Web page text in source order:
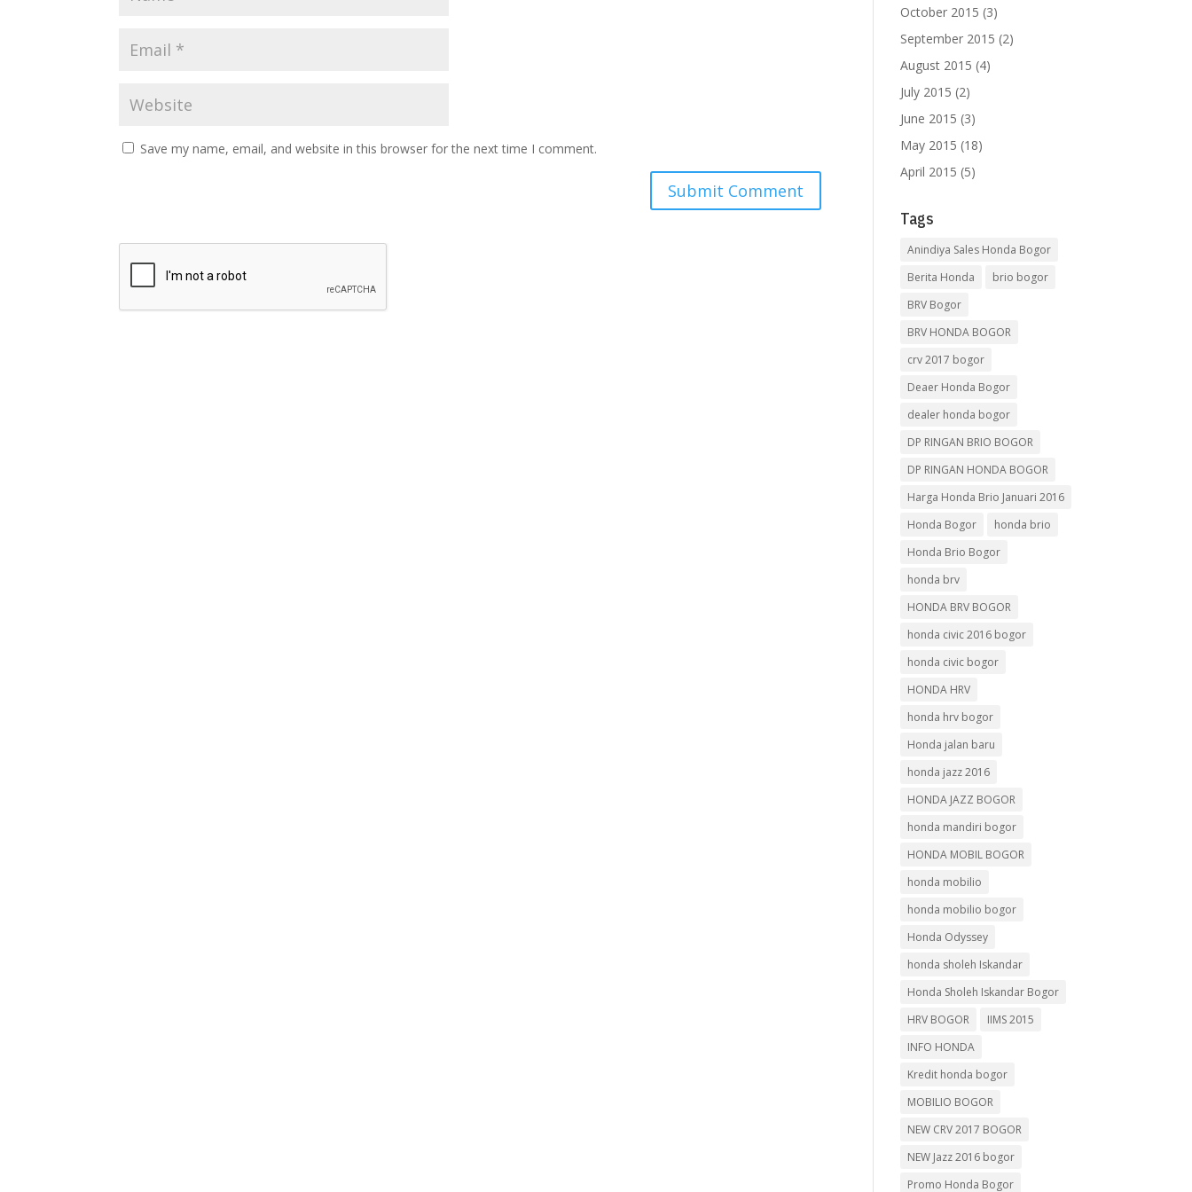
Save my name, email, and website in this browser for the next time I comment.
October 2015 (3)
September 2015 (2)
August 2015 (4)
July 2015 (2)
June 2015 (3)
May 2015 (18)
April 2015 (5)
Tags
Anindiya Sales Honda Bogor
Berita Honda
brio bogor
BRV Bogor
BRV HONDA BOGOR
crv 2017 bogor
Deaer Honda Bogor
dealer honda bogor
DP RINGAN BRIO BOGOR
DP RINGAN HONDA BOGOR
Harga Honda Brio Januari 2016
Honda Bogor
honda brio
Honda Brio Bogor
honda brv
HONDA BRV BOGOR
honda civic 2016 bogor
honda civic bogor
HONDA HRV
honda hrv bogor
Honda jalan baru
honda jazz 2016
HONDA JAZZ BOGOR
honda mandiri bogor
HONDA MOBIL BOGOR
honda mobilio
honda mobilio bogor
Honda Odyssey
honda sholeh Iskandar
Honda Sholeh Iskandar Bogor
HRV BOGOR
IIMS 2015
INFO HONDA
Kredit honda bogor
MOBILIO BOGOR
NEW CRV 2017 BOGOR
NEW Jazz 2016 bogor
Promo Honda Bogor